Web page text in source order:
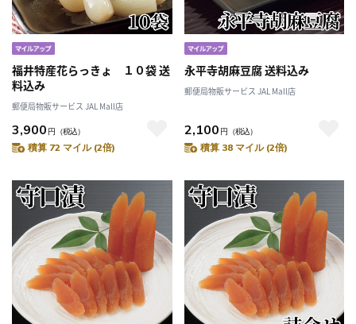
福井特産花らっきょ １０袋 送
料込み
郵便局物販サービス JAL Mall店
3,900 円 （税込）
積算 72 マイル (2倍)
永平寺胡麻豆腐 送料込み
郵便局物販サービス JAL Mall店
2,100 円 （税込）
積算 38 マイル (2倍)